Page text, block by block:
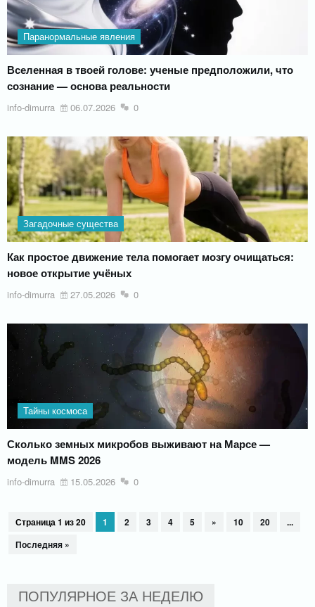
Паранормальные явления
Вселенная в твоей голове: ученые предположили, что
сознание — основа реальности
info-dimurra 06.07.2026 0
Загадочные существа
Как простое движение тела помогает мозгу очищаться:
новое открытие учёных
info-dimurra 27.05.2026 0
Тайны космоса
Сколько земных микробов выживают на Марсе —
модель MMS 2026
info-dimurra 15.05.2026 0
Страница 1 из 20 1 2 3 4 5 » 10 20
...
Последняя »
ПОПУЛЯРНОЕ ЗА НЕДЕЛЮ